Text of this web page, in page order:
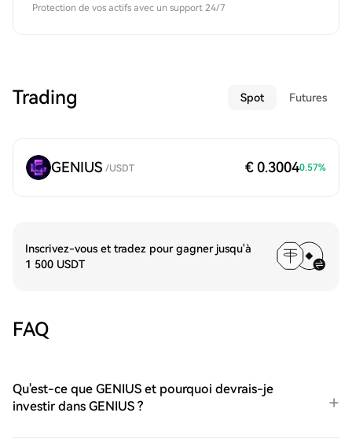
Protection de vos actifs avec un support 24/7
Trading Spot Futures
GENIUS /USDT € 0.30040.57%
Inscrivez-vous et tradez pour gagner jusqu'à
1 500 USDT
FAQ
Qu'est-ce que GENIUS et pourquoi devrais-je
investir dans GENIUS ?